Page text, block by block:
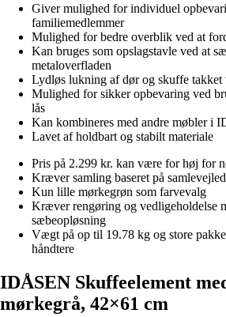
Giver mulighed for individuel
familiemedlemmer
Mulighed for bedre overblik ved at
Kan bruges som opslagstavle ved at
metaloverfladen
Lydløs lukning af dør og skuffe
Mulighed for sikker opbevaring ved
lås
Kan kombineres med andre møbler i
Lavet af holdbart og stabilt materiale
Pris på 2.299 kr. kan være for høj for
Kræver samling baseret på
Kun lille mørkegrøn som farvevalg
Kræver rengøring og vedligeholdelse
sæbeopløsning
Vægt på op til 19.78 kg og store
håndtere
IDÅSEN Skuffeelement
mørkegrå, 42×61 cm